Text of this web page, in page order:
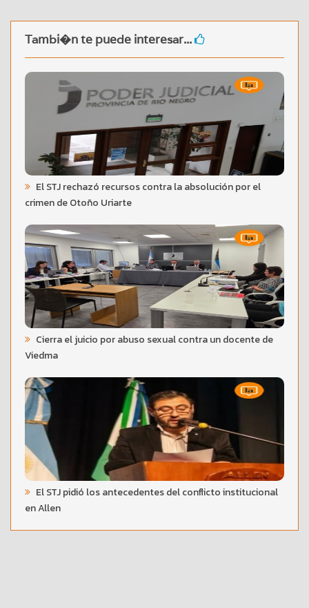
Tambi�n te puede interesar...
El STJ rechazó recursos contra la absolución por el
crimen de Otoño Uriarte
Cierra el juicio por abuso sexual contra un docente de
Viedma
El STJ pidió los antecedentes del conflicto institucional
en Allen